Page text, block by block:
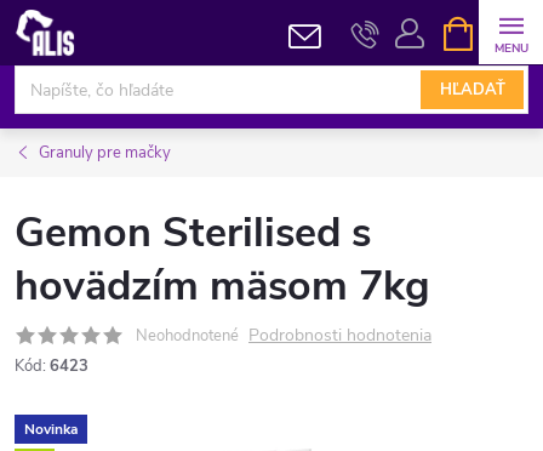
Prejsť
obsah
HĽADAŤ
KOŠÍK
Granuly pre mačky
Gemon Sterilised s
hovädzím mäsom 7kg
Neohodnotené Podrobnosti hodnotenia
Kód: 6423
Novinka